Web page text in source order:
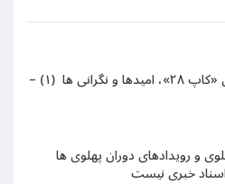
کنفرانس تغییرات اقلیمی «کاپ ۲۸»، امیدها و نگرانی ها (۱) –
و رویدادهای دوران پهلوی ها
خبری نیست